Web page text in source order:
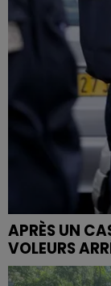
APRÈS UN
VOLEURS